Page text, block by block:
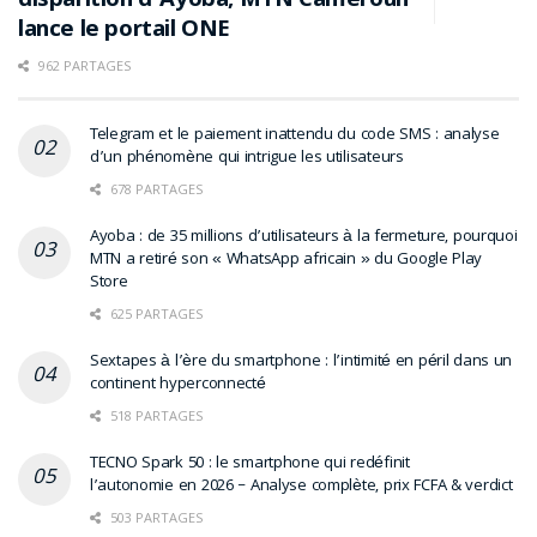
Mai 2026
La polémique gagne progressivement
Juin 2026
Le Tribunal de Première Instance
d’Ekounou intervient pour mettre fin au
blocage.
13 juin 2026
Foly Dirane est finalement inhumé à
Bangoulap.
lance le portail ONE
962 PARTAGES
Telegram et le paiement inattendu du code SMS : analyse
d’un phénomène qui intrigue les utilisateurs
678 PARTAGES
Ayoba : de 35 millions d’utilisateurs à la fermeture, pourquoi
MTN a retiré son « WhatsApp africain » du Google Play
Store
625 PARTAGES
Sextapes à l’ère du smartphone : l’intimité en péril dans un
continent hyperconnecté
518 PARTAGES
TECNO Spark 50 : le smartphone qui redéfinit
l’autonomie en 2026 – Analyse complète, prix FCFA & verdict
503 PARTAGES